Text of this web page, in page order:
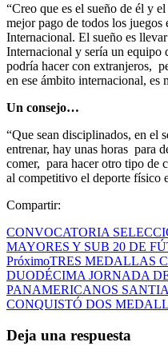
“Creo que es el sueño de él y
mejor pago de todos los juegos
Internacional. El sueño es
Internacional y sería un equipo
podría hacer con extranjeros,
en ese ámbito internacional, es
Un consejo…
“Que sean disciplinados, en el
entrenar, hay unas horas para
comer, para hacer otro tipo de
al competitivo el deporte físico
Compartir:
CONVOCATORIA
MAYORES Y SUB 20 DE
PróximoTRES MEDALLAS
DUODÉCIMA JORNADA
PANAMERICANOS
CONQUISTÓ DOS
Deja una respuesta